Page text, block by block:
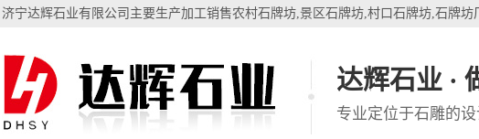
济宁达辉石业有限公司主要生产加工销售农村石牌坊,景区石牌坊,村口石牌坊,石牌坊
达辉石业 ·
专业定位于石雕的